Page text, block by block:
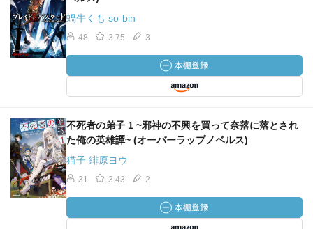
蝸牛くも so-bin
48 3.75 3
不死者の弟子 1 ~邪神の不興を買って奈落に落とされ
た俺の英雄譚~ (オーバーラップノベルス)
猫子 緋原ヨウ
31 3.43 2